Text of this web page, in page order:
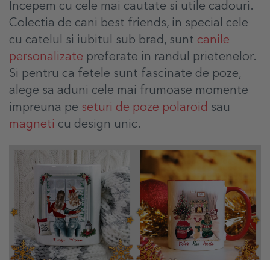
Incepem cu cele mai cautate si utile cadouri.
Colectia de cani best friends, in special cele
cu catelul si iubitul sub brad, sunt canile
personalizate preferate in randul prietenelor.
Si pentru ca fetele sunt fascinate de poze,
alege sa aduni cele mai frumoase momente
impreuna pe seturi de poze polaroid sau
magneti cu design unic.